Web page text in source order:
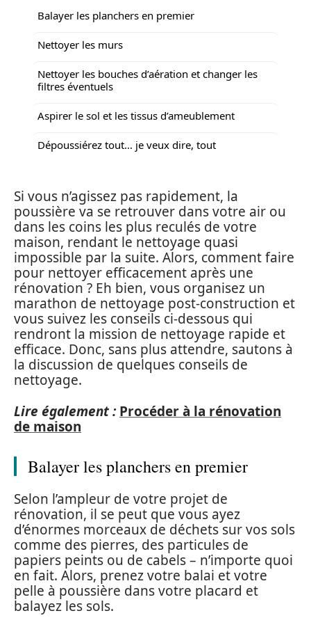
Balayer les planchers en premier
Nettoyer les murs
Nettoyer les bouches d’aération et changer les
filtres éventuels
Aspirer le sol et les tissus d’ameublement
Dépoussiérez tout… je veux dire, tout
Si vous n’agissez pas rapidement, la
poussière va se retrouver dans votre air ou
dans les coins les plus reculés de votre
maison, rendant le nettoyage quasi
impossible par la suite. Alors, comment faire
pour nettoyer efficacement après une
rénovation ? Eh bien, vous organisez un
marathon de nettoyage post-construction et
vous suivez les conseils ci-dessous qui
rendront la mission de nettoyage rapide et
efficace. Donc, sans plus attendre, sautons à
la discussion de quelques conseils de
nettoyage.
Lire également : Procéder à la rénovation
de maison
Balayer les planchers en premier
Selon l’ampleur de votre projet de
rénovation, il se peut que vous ayez
d’énormes morceaux de déchets sur vos sols
comme des pierres, des particules de
papiers peints ou de cabels – n’importe quoi
en fait. Alors, prenez votre balai et votre
pelle à poussière dans votre placard et
balayez les sols.